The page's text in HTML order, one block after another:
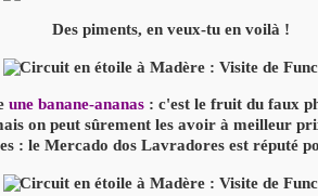
Des piments, en veux-tu en voilà !
une banane-ananas : c'est le fruit du faux
on peut sûrement les avoir à meilleur
: le Mercado dos Lavradores est réputé